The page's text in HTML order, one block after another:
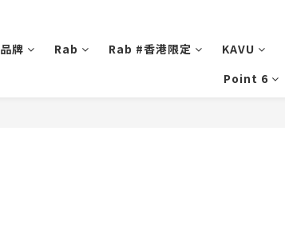
牌 Rab Rab #香港限定 KAVU
Point 6